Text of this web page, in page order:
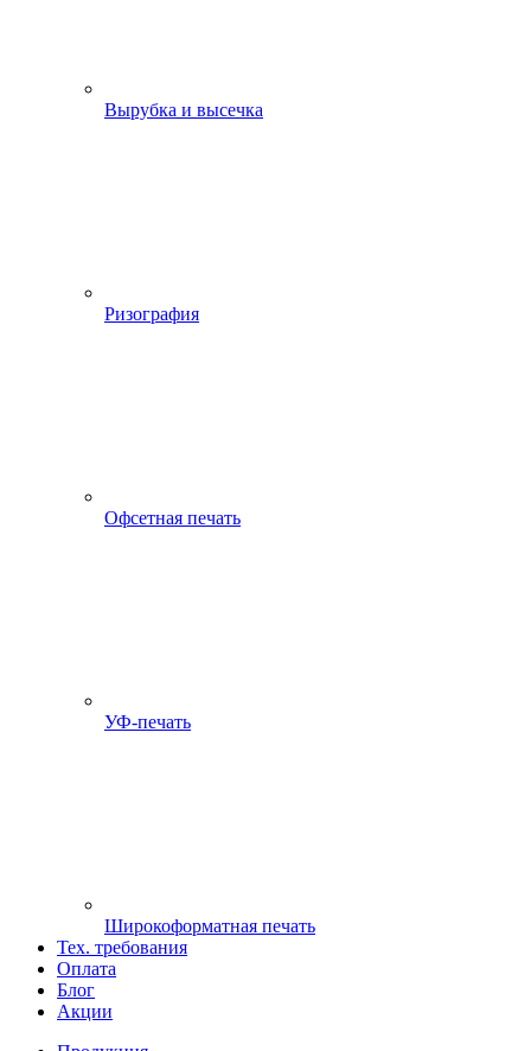
Вырубка и высечка
Ризография
Офсетная печать
УФ-печать
Широкоформатная печать
Тех. требования
Оплата
Блог
Акции